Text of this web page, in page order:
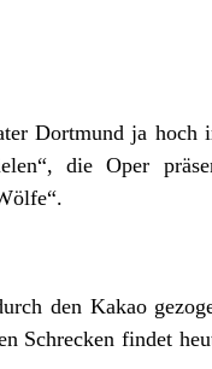
Dortmund ja hoch
die Oper
den Kakao
Schrecken findet